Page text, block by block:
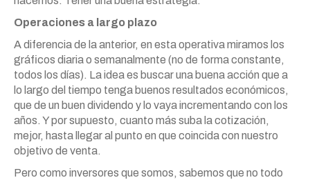
Operaciones a largo plazo
A diferencia de la anterior, en esta operativa miramos los
gráficos diaria o semanalmente (no de forma constante,
todos los días). La idea es buscar una buena acción que a
lo largo del tiempo tenga buenos resultados económicos,
que de un buen dividendo y lo vaya incrementando con los
años. Y por supuesto, cuanto más suba la cotización,
mejor, hasta llegar al punto en que coincida con nuestro
objetivo de venta.
Pero como inversores que somos, sabemos que no todo